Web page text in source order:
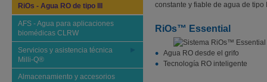
RiOs - Agua RO de tipo III
AFS - Agua para aplicaciones
biomédicas CLRW
Servicios y asistencia técnica
Milli-Q®
Almacenamiento y accesorios
constante y fiable de agua de tipo
RiOs™ Essential
Agua RO desde el grifo
Tecnología RO inteligente